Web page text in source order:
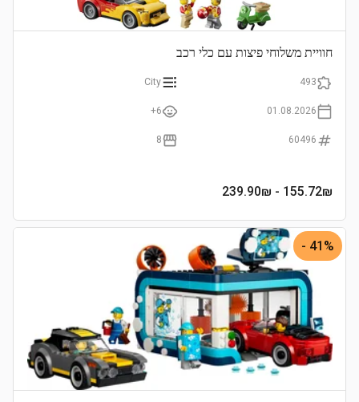
חוויית משלוחי פיצות עם כלי רכב
493
City
01.08.2026
6+
60496
8
155.72₪
- 239.90₪
41% -